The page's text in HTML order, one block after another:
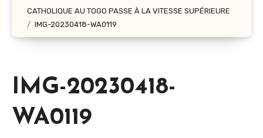
CATHOLIQUE AU TOGO PASSE À LA VITESSE SUPÉRIEURE
IMG-20230418-WA0119
IMG-20230418-
WA0119